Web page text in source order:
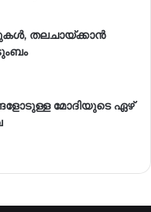
തലചായ്ക്കാൻ
മോദിയുടെ ഏഴ്